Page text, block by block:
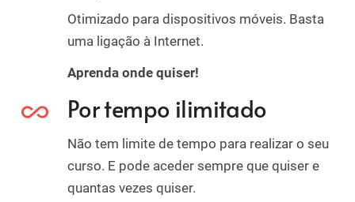
Otimizado para dispositivos móveis. Basta
uma ligação à Internet.
Aprenda onde quiser!
all_inclusive Por tempo ilimitado
Não tem limite de tempo para realizar o seu
curso. E pode aceder sempre que quiser e
quantas vezes quiser.